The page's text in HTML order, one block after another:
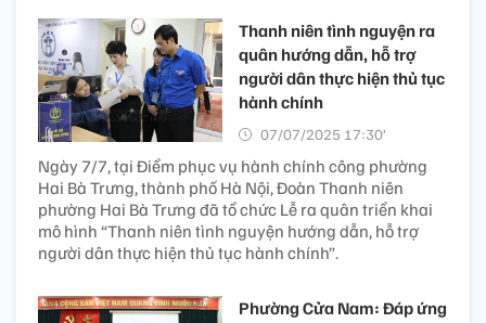
Thanh niên tình nguyện ra
quân hướng dẫn, hỗ trợ
người dân thực hiện thủ tục
hành chính
07/07/2025 17:30’
Ngày 7/7, tại Điểm phục vụ hành chính công phường
Hai Bà Trưng, thành phố Hà Nội, Đoàn Thanh niên
phường Hai Bà Trưng đã tổ chức Lễ ra quân triển khai
mô hình “Thanh niên tình nguyện hướng dẫn, hỗ trợ
người dân thực hiện thủ tục hành chính”.
Phường Cửa Nam: Đáp ứng